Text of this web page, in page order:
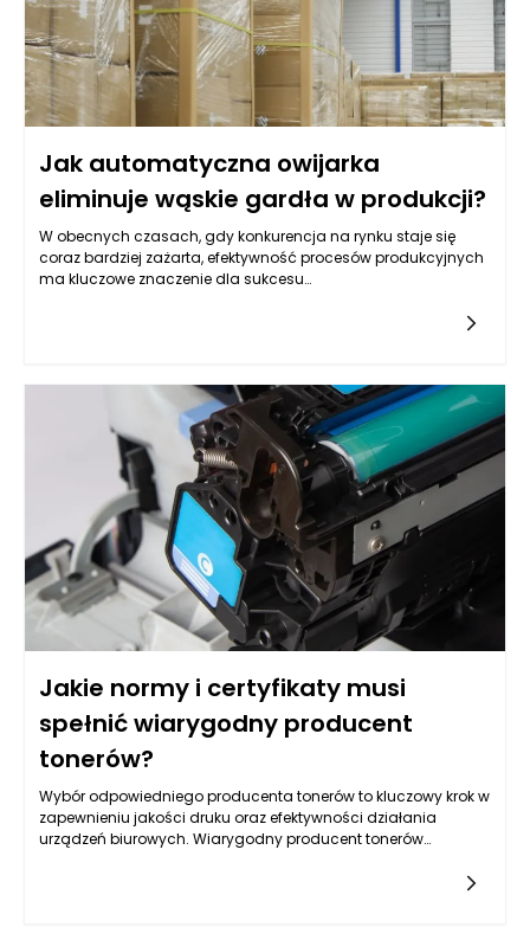
Jak automatyczna owijarka
eliminuje wąskie gardła w produkcji?
W obecnych czasach, gdy konkurencja na rynku staje się
coraz bardziej zażarta, efektywność procesów produkcyjnych
ma kluczowe znaczenie dla sukcesu
miejsca w procesie produkcyjnym, gdzie dochodzi do
opóźnień, co w konsekwencji obniża wydajność całej linii
produkcyjnej. Włączenie automatycznej owijarki do tego
procesu pozwala znacząco usprawnić pakowanie i
przyspieszyć cykl produkcyjny. Dzięki temu przedsiębiorstwa
mogą szybciej reagować na potrzeby rynku oraz
minimalizować ryzyko strat.
Jakie normy i certyfikaty musi
spełnić wiarygodny producent
tonerów?
Wybór odpowiedniego producenta tonerów to kluczowy krok w
zapewnieniu jakości druku oraz efektywności działania
urządzeń biurowych. Wiarygodny producent tonerów